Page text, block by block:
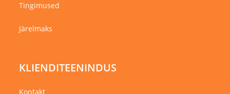
Tingimused
Järelmaks
KLIENDITEENINDUS
Kontakt